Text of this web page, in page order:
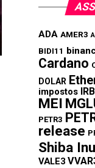
ADA AMER3
BIDI11
Cardano
DOLAR
impostos
MEI
PETR3
release
Shiba Inu
VALE3